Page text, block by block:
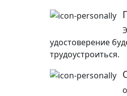
удостоверение
трудоустроиться.